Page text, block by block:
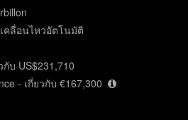
คลื่อนไหวอัตโนมัติ
กับ US$231,710
- เกี่ยวกับ €167,300